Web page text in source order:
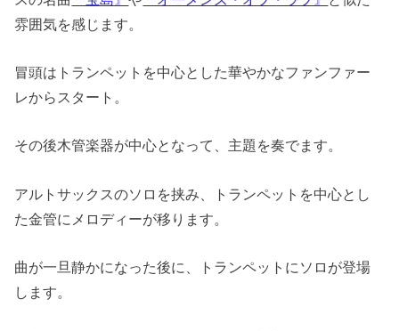
雰囲気を感じます。
冒頭はトランペットを中心とした華やかなファンファー
レからスタート。
その後木管楽器が中心となって、主題を奏でます。
アルトサックスのソロを挟み、トランペットを中心とし
た金管にメロディーが移ります。
曲が一旦静かになった後に、トランペットにソロが登場
します。